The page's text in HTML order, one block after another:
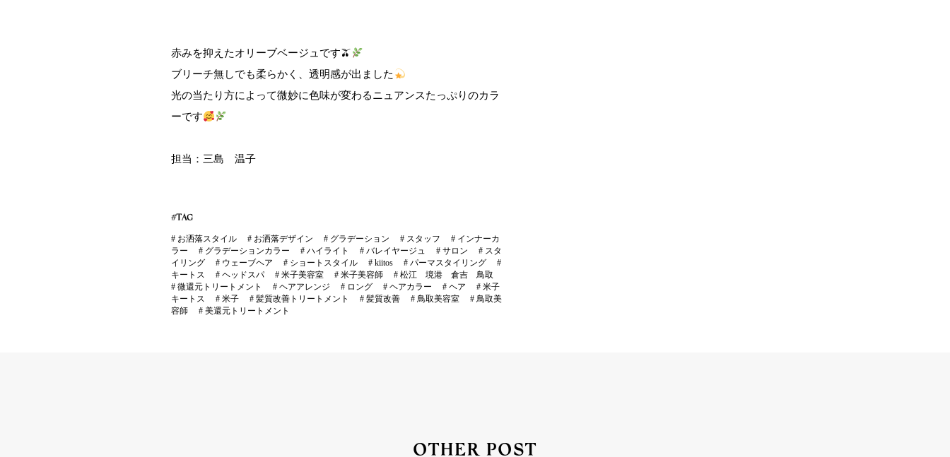
赤みを抑えたオリーブベージュです🫒
ブリーチ無しでも柔らかく、透明感が出ました
光の当たり方によって微妙に色味が変わるニュアンスたっぷりのカラ
ーです
担当：三島 温子
#TAG
# お洒落スタイル # お洒落デザイン # グラデーション # スタッフ # インナーカ
ラー
# グラデーションカラー # ハイライト # バレイヤージュ # サロン # スタ
イリング
# ウェーブヘア # ショートスタイル # kiitos # パーマスタイリング
#
キートス
# ヘッドスパ # 米子美容室 # 米子美容師 # 松江 境港 倉吉 鳥取
# 微還元トリートメント # ヘアアレンジ # ロング # ヘアカラー # ヘア # 米子
キートス
# 米子 # 髪質改善トリートメント # 髪質改善 # 鳥取美容室 # 鳥取美
容師
# 美還元トリートメント
OTHER POST